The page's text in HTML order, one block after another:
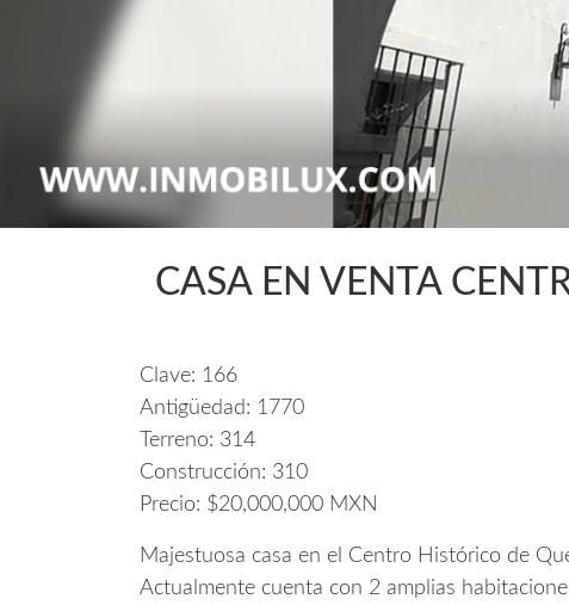
CASA EN VENTA
Clave: 166
Antigüedad: 1770
Terreno: 314
Construcción: 310
Precio: $20,000,000 MXN
Majestuosa casa en el Centro Histórico de
Actualmente cuenta con 2 amplias